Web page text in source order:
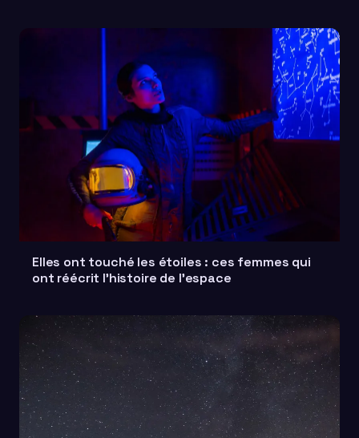
Elles ont touché les étoiles : ces femmes qui
ont réécrit l'histoire de l'espace